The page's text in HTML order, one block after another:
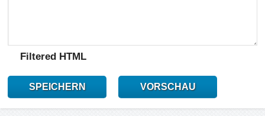
Filtered HTML
SPEICHERN VORSCHAU